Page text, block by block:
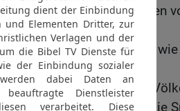
Herde, auf die fetten Weiden
alten Zeiten!
15 Vollbringe Wundertaten
aus Ägypten zogst!
16 Ohnmächtig sollen die
ihrer Macht, es soll ihnen die